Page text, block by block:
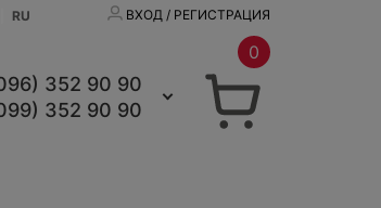
RU ВХОД / РЕГИСТРАЦИЯ
352 90 90
352 90 90
0